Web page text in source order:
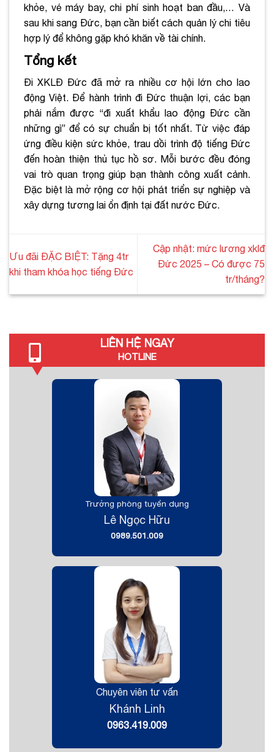
khỏe, vé máy bay, chi phí sinh hoạt ban đầu,… Và
sau khi sang Đức, bạn cần biết cách quản lý chi tiêu
hợp lý để không gặp khó khăn về tài chính.
Tổng kết
Đi XKLĐ Đức đã mở ra nhiều cơ hội lớn cho lao
động Việt. Để hành trình đi Đức thuận lợi, các bạn
phải nắm được “đi xuất khẩu lao động Đức cần
những gì” để có sự chuẩn bị tốt nhất. Từ việc đáp
ứng điều kiện sức khỏe, trau dồi trình độ tiếng Đức
đến hoàn thiện thủ tục hồ sơ. Mỗi bước đều đóng
vai trò quan trọng giúp bạn thành công xuất cảnh.
Đặc biệt là mở rộng cơ hội phát triển sự nghiệp và
xây dựng tương lai ổn định tại đất nước Đức.
Ưu đãi ĐẶC BIỆT: Tặng 4tr
khi tham khóa học tiếng Đức
Cập nhật: mức lương xklđ
Đức 2025 – Có được 75
tr/tháng?
LIÊN HỆ NGAY
HOTLINE
Trưởng phòng tuyển dụng
Lê Ngọc Hữu
0989.501.009
Chuyên viên tư vấn
Khánh Linh
0963.419.009